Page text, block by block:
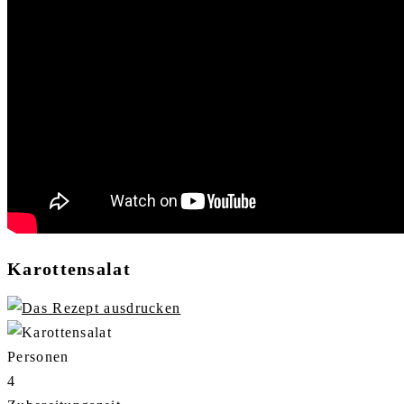
Karottensalat
Personen
4